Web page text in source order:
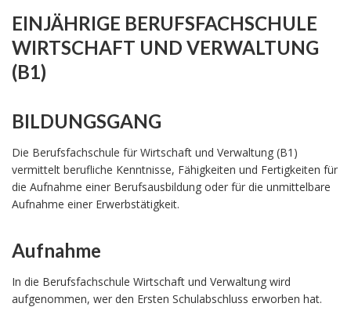
EINJÄHRIGE BERUFSFACHSCHULE
WIRTSCHAFT UND VERWALTUNG
(B1)
BILDUNGSGANG
Die Berufsfachschule für Wirtschaft und Verwaltung (B1)
vermittelt berufliche Kenntnisse, Fähigkeiten und Fertigkeiten für
die Aufnahme einer Berufsausbildung oder für die unmittelbare
Aufnahme einer Erwerbstätigkeit.
Aufnahme
In die Berufsfachschule Wirtschaft und Verwaltung wird
aufgenommen, wer den Ersten Schulabschluss erworben hat.